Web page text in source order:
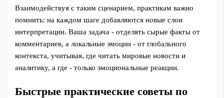
Взаимодействуя с таким сценарием, практикам важно
помнить: на каждом шаге добавляются новые слои
интерпретации. Ваша задача - отделять сырые факты от
комментариев, а локальные эмоции - от глобального
контекста, учитывая, где читать мировые новости и
аналитику, а где - только эмоциональные реакции.
Быстрые практические советы по